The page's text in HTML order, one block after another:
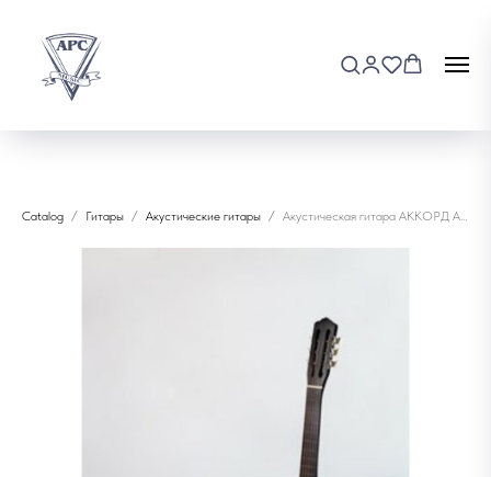
Catalog Гитары Акустические гитары Акустическая гитара АККОРД ACD-40A-12-BK-LT с мангалом,шампурами и углем